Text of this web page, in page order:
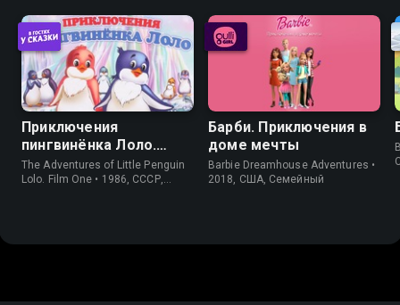
Приключения
пингвинёнка Лоло.
Фильм первый
The Adventures of Little Penguin
Lolo. Film One • 1986, СССР,
Барби. Приключения в
доме мечты
Barbie Dreamhouse Adventures •
2018, США, Cемейный